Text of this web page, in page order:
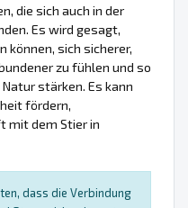
die sich auch in der
Es wird gesagt,
können, sich sicherer,
zu fühlen und so
stärken. Es kann
fördern,
mit dem Stier in
dass die Verbindung